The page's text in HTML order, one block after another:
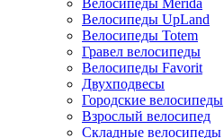
Велосипеды Merida
Велосипеды UpLand
Велосипеды Totem
Гравел велосипеды
Велосипеды Favorit
Двухподвесы
Городские велосипеды
Взрослый велосипед
Складные велосипеды